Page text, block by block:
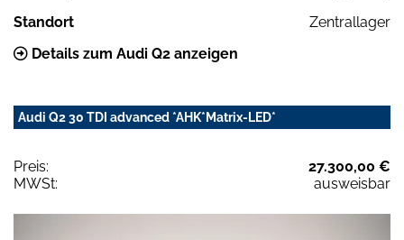
Standort
Zentrallager
Details zum Audi Q2 anzeigen
Audi Q2 30 TDI advanced *AHK*Matrix-LED*
Preis:
27.300,00 €
MWSt:
ausweisbar